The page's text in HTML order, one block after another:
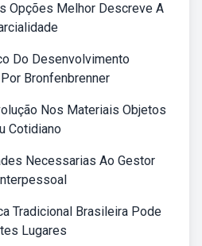
Opções Melhor Descreve A
Do Desenvolvimento
Bronfenbrenner
Nos Materiais Objetos
Cotidiano
Necessarias Ao Gestor
Tradicional Brasileira Pode
Lugares